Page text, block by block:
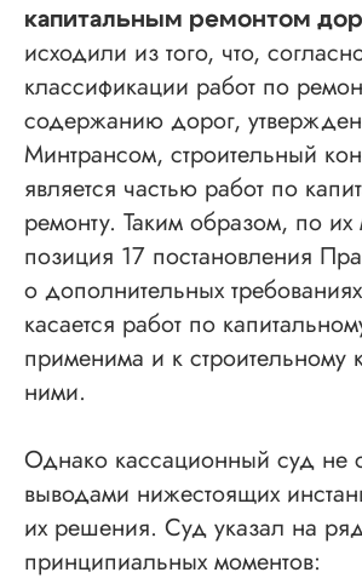
капитальным ремонтом
исходили из того, что,
классификации работ по
содержанию дорог,
Минтрансом, строительный
является частью работ по
ремонту. Таким образом, по
позиция 17 постановления
о дополнительных
касается работ по
применима и к строительному
ними.
Однако кассационный суд не
выводами нижестоящих
их решения. Суд указал на
принципиальных моментов: